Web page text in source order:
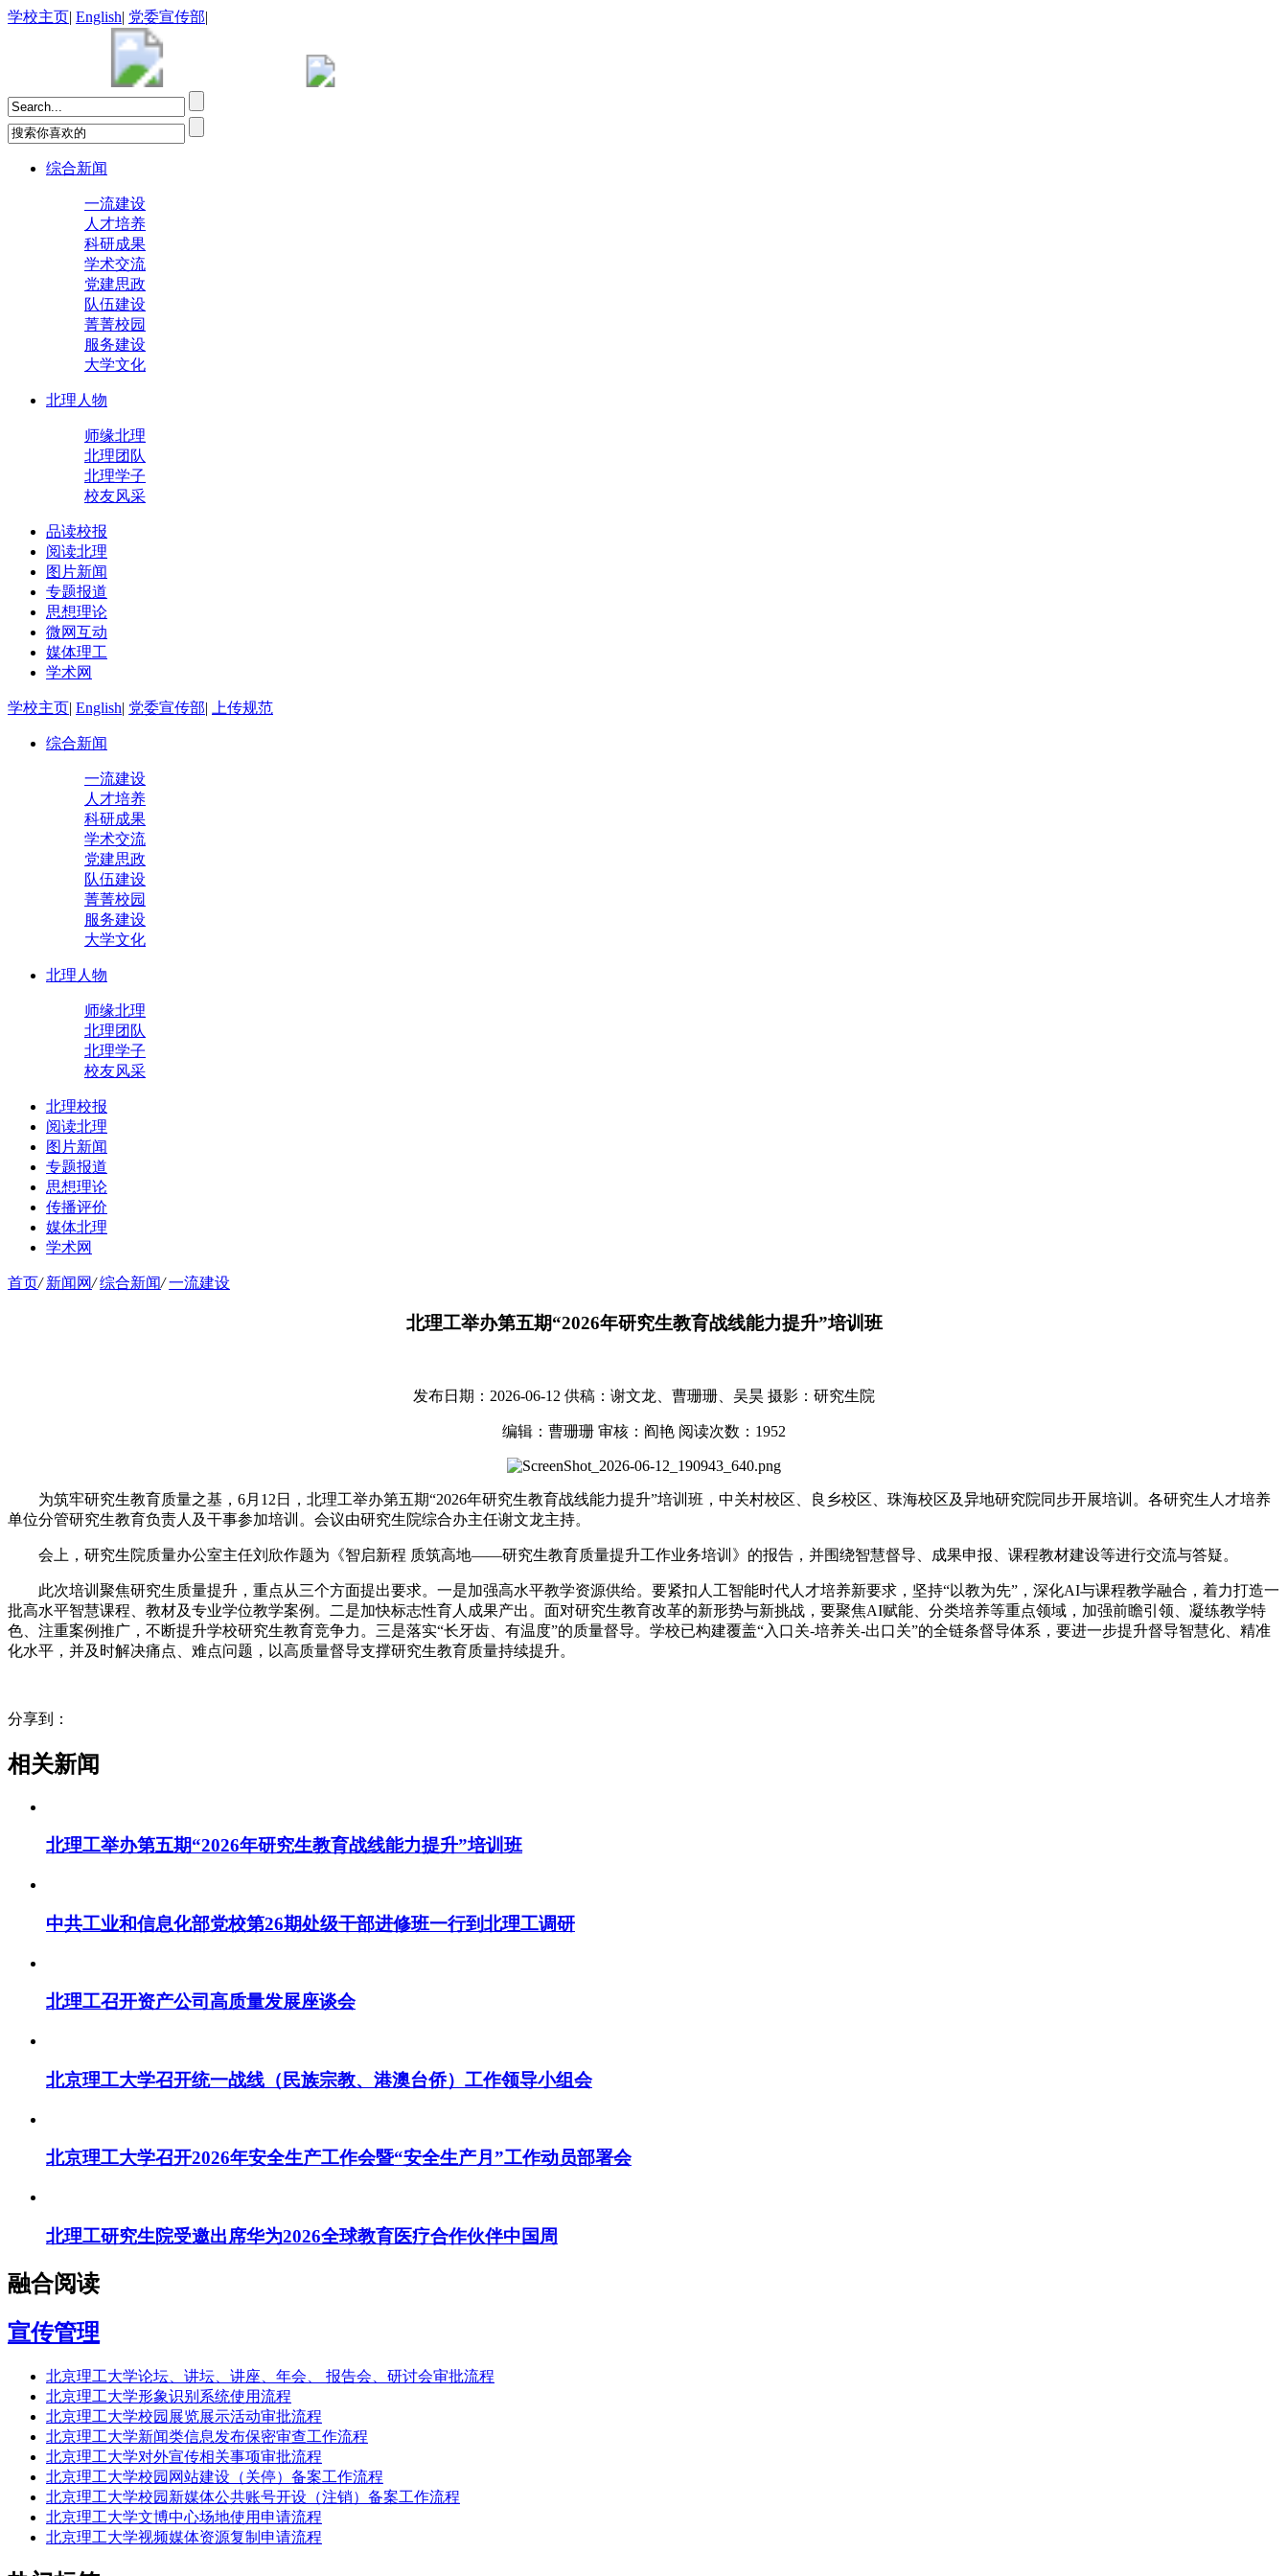
学校主页| English| 党委宣传部|
综合新闻
一流建设
人才培养
科研成果
学术交流
党建思政
队伍建设
菁菁校园
服务建设
大学文化
北理人物
师缘北理
北理团队
北理学子
校友风采
品读校报
阅读北理
图片新闻
专题报道
思想理论
微网互动
媒体理工
学术网
学校主页| English| 党委宣传部| 上传规范
综合新闻
一流建设
人才培养
科研成果
学术交流
党建思政
队伍建设
菁菁校园
服务建设
大学文化
北理人物
师缘北理
北理团队
北理学子
校友风采
北理校报
阅读北理
图片新闻
专题报道
思想理论
传播评价
媒体北理
学术网
首页/ 新闻网/ 综合新闻/ 一流建设
北理工举办第五期“2026年研究生教育战线能力提升”培训班
发布日期：2026-06-12 供稿：谢文龙、曹珊珊、吴昊 摄影：研究生院
编辑：曹珊珊 审核：阎艳 阅读次数： 1952
为筑牢研究生教育质量之基，6月12日，北理工举办第五期“2026年研究生教育战线能力提升”培训班，中关村校区、良乡校区、珠海校区及异地研究院同步开展培训。各研究生人才培养
单位分管研究生教育负责人及干事参加培训。会议由研究生院综合办主任谢文龙主持。
会上，研究生院质量办公室主任刘欣作题为《智启新程 质筑高地——研究生教育质量提升工作业务培训》的报告，并围绕智慧督导、成果申报、课程教材建设等进行交流与答疑。
此次培训聚焦研究生质量提升，重点从三个方面提出要求。一是加强高水平教学资源供给。要紧扣人工智能时代人才培养新要求，坚持“以教为先”，深化AI与课程教学融合，着力打造一
批高水平智慧课程、教材及专业学位教学案例。二是加快标志性育人成果产出。面对研究生教育改革的新形势与新挑战，要聚焦AI赋能、分类培养等重点领域，加强前瞻引领、凝练教学特
色、注重案例推广，不断提升学校研究生教育竞争力。三是落实“长牙齿、有温度”的质量督导。学校已构建覆盖“入口关-培养关-出口关”的全链条督导体系，要进一步提升督导智慧化、精准
化水平，并及时解决痛点、难点问题，以高质量督导支撑研究生教育质量持续提升。
分享到：
相关新闻
北理工举办第五期“2026年研究生教育战线能力提升”培训班
中共工业和信息化部党校第26期处级干部进修班一行到北理工调研
北理工召开资产公司高质量发展座谈会
北京理工大学召开统一战线（民族宗教、港澳台侨）工作领导小组会
北京理工大学召开2026年安全生产工作会暨“安全生产月”工作动员部署会
北理工研究生院受邀出席华为2026全球教育医疗合作伙伴中国周
融合阅读
宣传管理
北京理工大学论坛、讲坛、讲座、年会、 报告会、研讨会审批流程
北京理工大学形象识别系统使用流程
北京理工大学校园展览展示活动审批流程
北京理工大学新闻类信息发布保密审查工作流程
北京理工大学对外宣传相关事项审批流程
北京理工大学校园网站建设（关停）备案工作流程
北京理工大学校园新媒体公共账号开设（注销）备案工作流程
北京理工大学文博中心场地使用申请流程
北京理工大学视频媒体资源复制申请流程